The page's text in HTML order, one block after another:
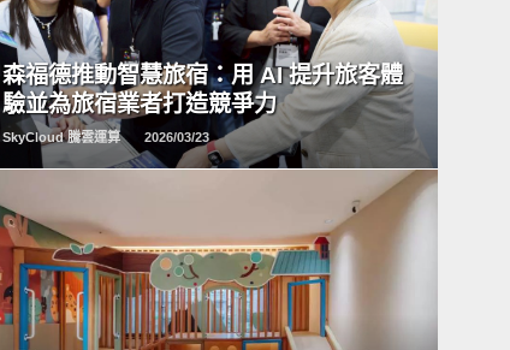
森福德推動智慧旅宿：用 AI 提升旅客體
驗並為旅宿業者打造競爭力
SkyCloud 騰雲運算 2026/03/23
MORE
READ
MORE